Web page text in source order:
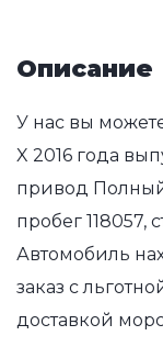
Описание
У нас вы
X 2016 года
привод
пробег 118057,
Автомобиль
заказ с
доставкой